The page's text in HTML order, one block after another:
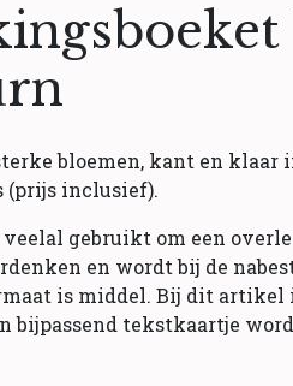
bloemen, kant en klaar
(prijs inclusief).
gebruikt om een
en wordt bij de
is middel. Bij dit artikel
bijpassend tekstkaartje